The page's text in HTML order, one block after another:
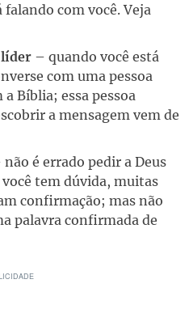
com você. Veja
líder – quando você está
com uma pessoa
Bíblia; essa pessoa
a mensagem vem de
não é errado pedir a Deus
tem dúvida, muitas
confirmação; mas não
palavra confirmada de